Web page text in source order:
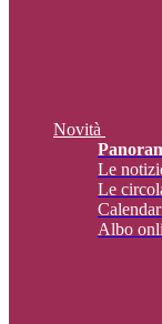
Novità
Le
Le
Albo